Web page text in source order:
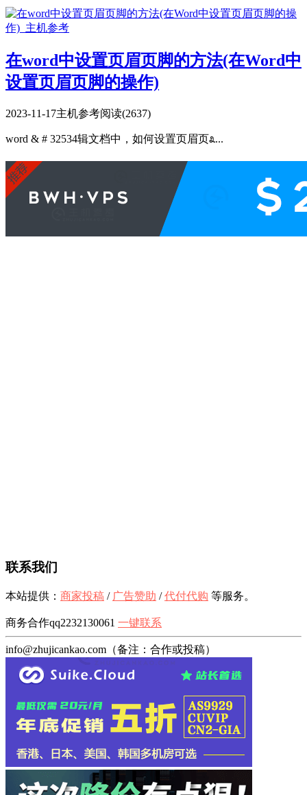
在word中设置页眉页脚的方法(在Word中
设置页眉页脚的操作)
2023-11-17主机参考阅读(2637)
word & # 32534辑文档中，如何设置页眉页೩...
联系我们
本站提供： 商家投稿 / 广告赞助 /代付代购 等服务。
商务合作qq2232130061 一键联系
info@zhujicankao.com（备注：合作或投稿）